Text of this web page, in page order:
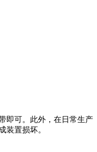
即可。此外，在日常生产
装置损坏。